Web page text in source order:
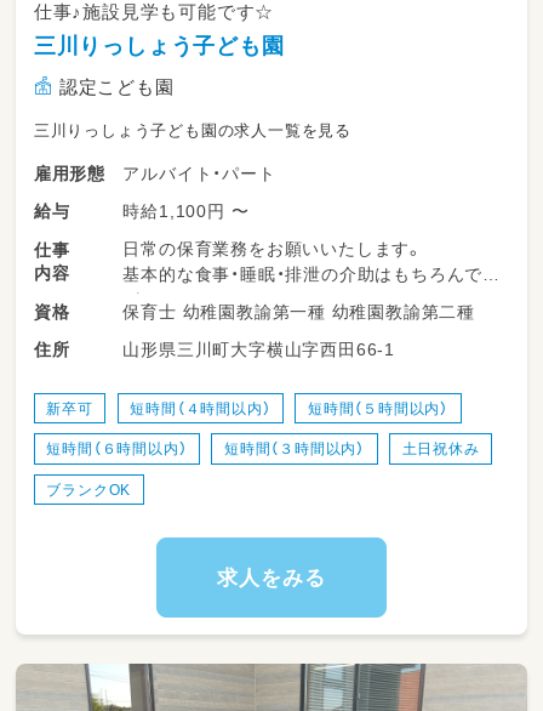
仕事♪施設見学も可能です☆
三川りっしょう子ども園
認定こども園
三川りっしょう子ども園の求人一覧を見る
雇用形態
アルバイト・パート
給与
時給1,100円 〜
仕事
内容
日常の保育業務をお願いいたします。
基本的な食事・睡眠・排泄の介助はもちろんです
が、
職員が子ども達と一緒におもちゃで遊ぶことを
何よりも大事としています。
資格
保育士 幼稚園教諭第一種 幼稚園教諭第二種
住所
山形県三川町大字横山字西田66-1
新卒可 短時間（４時間以内） 短時間（５時間以内）
短時間（６時間以内） 短時間（３時間以内） 土日祝休み
ブランクOK
求人をみる